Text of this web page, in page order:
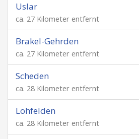
Uslar
ca. 27 Kilometer entfernt
Brakel-Gehrden
ca. 27 Kilometer entfernt
Scheden
ca. 28 Kilometer entfernt
Lohfelden
ca. 28 Kilometer entfernt